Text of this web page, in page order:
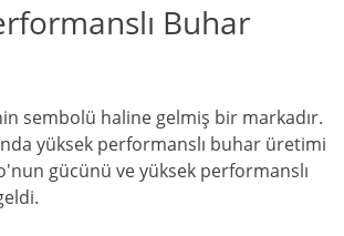
Buhar
sembolü haline gelmiş bir markadır.
yüksek performanslı buhar üretimi
gücünü ve yüksek performanslı